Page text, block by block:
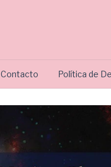
Contacto Política de